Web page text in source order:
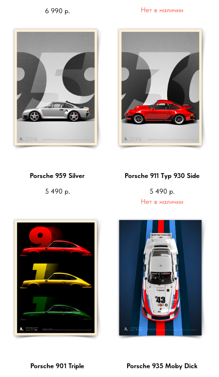
6 990 р.
Нет в наличии
Porsche 959 Silver
5 490 р.
Porsche 911 Typ 930 Side
5 490 р.
Нет в наличии
Porsche 901 Triple
Porsche 935 Moby Dick